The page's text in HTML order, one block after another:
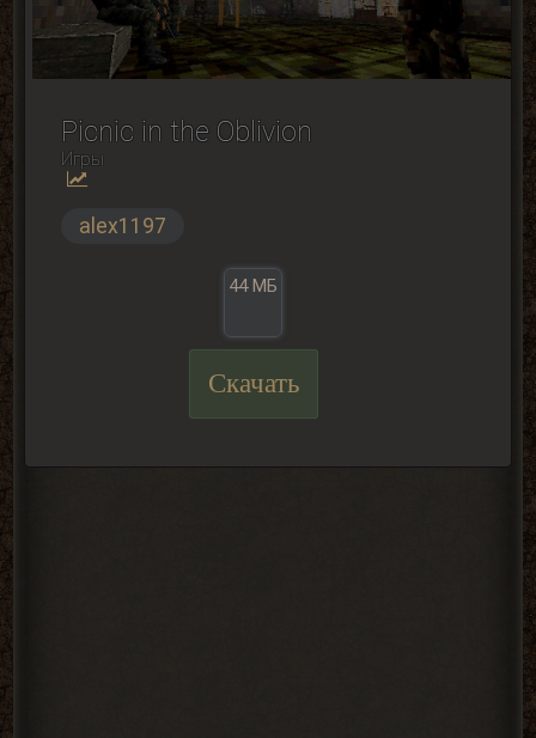
Picnic in the Oblivion
Игры
alex1197
44 МБ
Скачать